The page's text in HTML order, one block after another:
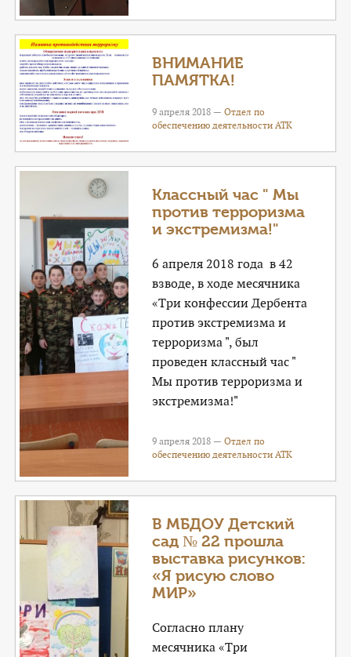
ВНИМАНИЕ
ПАМЯТКА!
9 апреля 2018 —Отдел по
обеспечению деятельности АТК
Классный час " Мы
против терроризма
и экстремизма!"
6 апреля 2018 года в 42
взводе, в ходе месячника
«Три конфессии Дербента
против экстремизма и
терроризма ", был
проведен классный час "
Мы против терроризма и
экстремизма!"
9 апреля 2018 —Отдел по
обеспечению деятельности АТК
В МБДОУ Детский
сад № 22 прошла
выставка рисунков:
«Я рисую слово
МИР»
Согласно плану
месячника «Три